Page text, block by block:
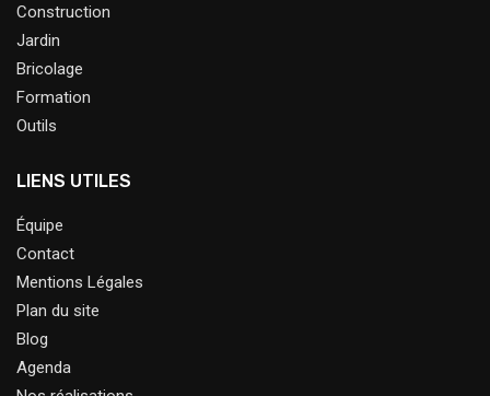
Construction
Jardin
Bricolage
Formation
Outils
LIENS UTILES
Équipe
Contact
Mentions Légales
Plan du site
Blog
Agenda